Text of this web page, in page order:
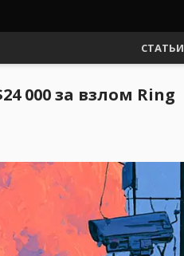
СТАТЬИ
000 за взлом Ring